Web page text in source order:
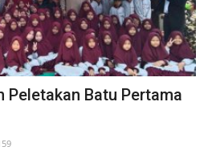
Peletakan Batu Pertama